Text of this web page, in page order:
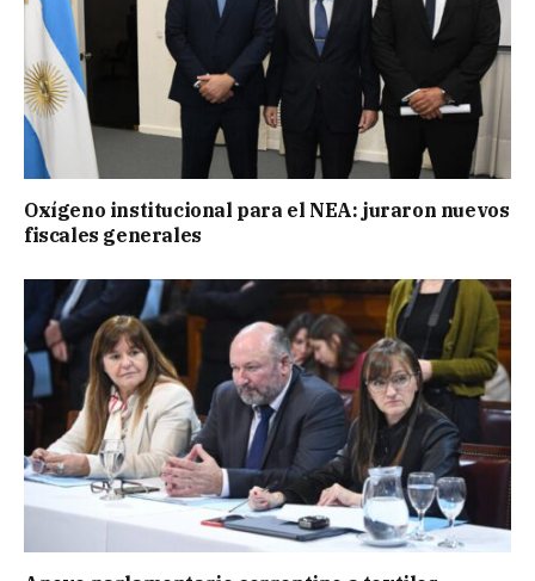
Oxígeno institucional para el NEA: juraron nuevos
fiscales generales